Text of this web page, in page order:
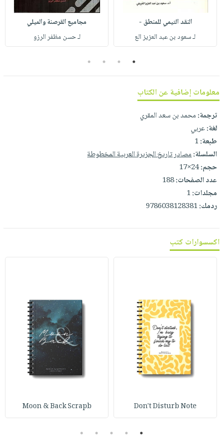
أطفال
مناسبات
أسئلة
يتكرر
طرحها
نيل
وفرات
كتابك
تواصل
معنا
عربة
النقد التيمي للمنطق -
لـ سعود بن عبد العزيز الع
مجاميع القرصنة والميلي
لـ ‎حسن مظفر الرزو‎
1
2
3
4
معلومات إضافية عن الكتاب
ترجمة:محمد بن سعد المقري
لغة:عربي
طبعة:1
السلسلة:مصادر تاريخ الجزيرة العربية المخطوطة
حجم:24×17
عدد الصفحات:188
مجلدات:1
ردمك:9786038128381
اكسسوارات كتب
Don't Disturb Note
Moon & Back Scrapb
1
2
3
4
5